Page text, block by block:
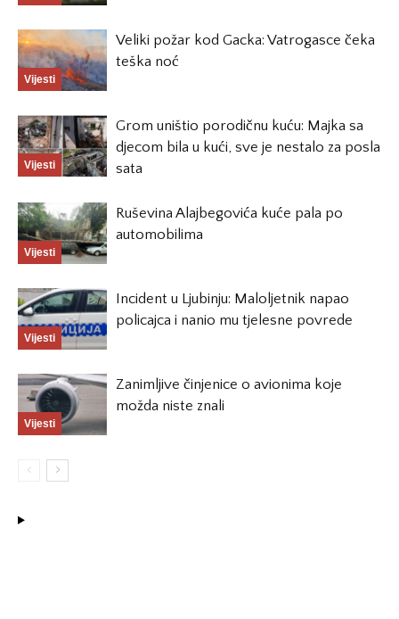
Vijesti
Veliki požar kod Gacka: Vatrogasce čeka
teška noć
Vijesti
Grom uništio porodičnu kuću: Majka sa
djecom bila u kući, sve je nestalo za posla
sata
Vijesti
Ruševina Alajbegovića kuće pala po
automobilima
Vijesti
Incident u Ljubinju: Maloljetnik napao
policajca i nanio mu tjelesne povrede
Vijesti
Zanimljive činjenice o avionima koje
možda niste znali